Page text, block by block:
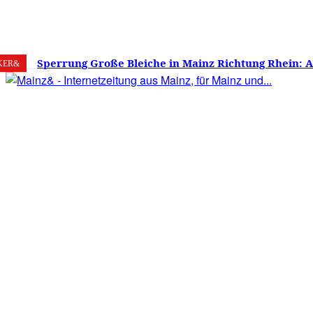
9. August 2026 34.1 Mainz
Sperrung Große Bleiche in Mainz Richtung Rhein:
verwirrt, Mainzer stinksauer – Haben die Mainzer